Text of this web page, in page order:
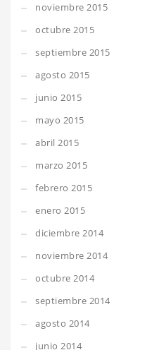
noviembre 2015
octubre 2015
septiembre 2015
agosto 2015
junio 2015
mayo 2015
abril 2015
marzo 2015
febrero 2015
enero 2015
diciembre 2014
noviembre 2014
octubre 2014
septiembre 2014
agosto 2014
junio 2014